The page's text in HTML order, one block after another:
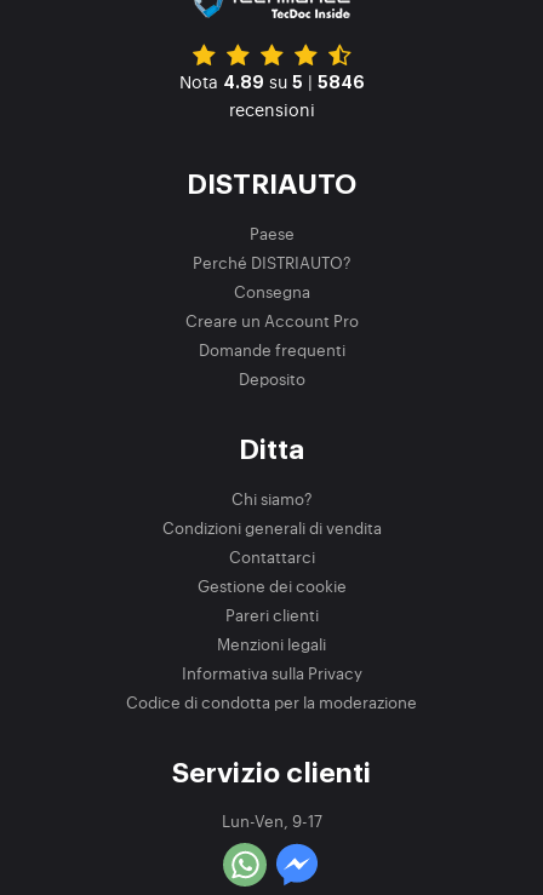
Nota 4.89 su 5 | 5846
recensioni
DISTRIAUTO
Paese
Perché DISTRIAUTO?
Consegna
Creare un Account Pro
Domande frequenti
Deposito
Ditta
Chi siamo?
Condizioni generali di vendita
Contattarci
Gestione dei cookie
Pareri clienti
Menzioni legali
Informativa sulla Privacy
Codice di condotta per la moderazione
Servizio clienti
Lun-Ven, 9-17